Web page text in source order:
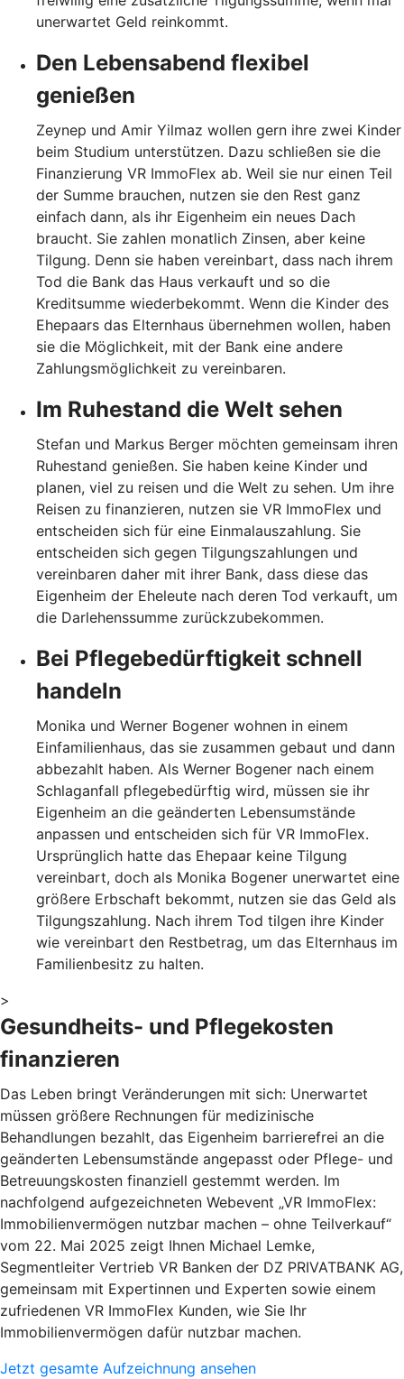
unerwartet Geld reinkommt.
Den Lebensabend flexibel
genießen
Zeynep und Amir Yilmaz wollen gern ihre zwei Kinder
beim Studium unterstützen. Dazu schließen sie die
Finanzierung VR ImmoFlex ab. Weil sie nur einen Teil
der Summe brauchen, nutzen sie den Rest ganz
einfach dann, als ihr Eigenheim ein neues Dach
braucht. Sie zahlen monatlich Zinsen, aber keine
Tilgung. Denn sie haben vereinbart, dass nach ihrem
Tod die Bank das Haus verkauft und so die
Kreditsumme wiederbekommt. Wenn die Kinder des
Ehepaars das Elternhaus übernehmen wollen, haben
sie die Möglichkeit, mit der Bank eine andere
Zahlungsmöglichkeit zu vereinbaren.
Im Ruhestand die Welt sehen
Stefan und Markus Berger möchten gemeinsam ihren
Ruhestand genießen. Sie haben keine Kinder und
planen, viel zu reisen und die Welt zu sehen. Um ihre
Reisen zu finanzieren, nutzen sie VR ImmoFlex und
entscheiden sich für eine Einmalauszahlung. Sie
entscheiden sich gegen Tilgungszahlungen und
vereinbaren daher mit ihrer Bank, dass diese das
Eigenheim der Eheleute nach deren Tod verkauft, um
die Darlehenssumme zurückzubekommen.
Bei Pflegebedürftigkeit schnell
handeln
Monika und Werner Bogener wohnen in einem
Einfamilienhaus, das sie zusammen gebaut und dann
abbezahlt haben. Als Werner Bogener nach einem
Schlaganfall pflegebedürftig wird, müssen sie ihr
Eigenheim an die geänderten Lebensumstände
anpassen und entscheiden sich für VR ImmoFlex.
Ursprünglich hatte das Ehepaar keine Tilgung
vereinbart, doch als Monika Bogener unerwartet eine
größere Erbschaft bekommt, nutzen sie das Geld als
Tilgungszahlung. Nach ihrem Tod tilgen ihre Kinder
wie vereinbart den Restbetrag, um das Elternhaus im
Familienbesitz zu halten.
>
Gesundheits- und Pflegekosten
finanzieren
Das Leben bringt Veränderungen mit sich: Unerwartet
müssen größere Rechnungen für medizinische
Behandlungen bezahlt, das Eigenheim barrierefrei an die
geänderten Lebensumstände angepasst oder Pflege- und
Betreuungskosten finanziell gestemmt werden. Im
nachfolgend aufgezeichneten Webevent „VR ImmoFlex:
Immobilienvermögen nutzbar machen – ohne Teilverkauf“
vom 22. Mai 2025 zeigt Ihnen Michael Lemke,
Segmentleiter Vertrieb VR Banken der DZ PRIVATBANK AG,
gemeinsam mit Expertinnen und Experten sowie einem
zufriedenen VR ImmoFlex Kunden, wie Sie Ihr
Immobilienvermögen dafür nutzbar machen.
Jetzt gesamte Aufzeichnung ansehen